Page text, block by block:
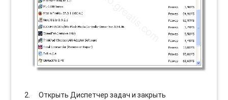
Открыть Диспетчер задач и закрыть